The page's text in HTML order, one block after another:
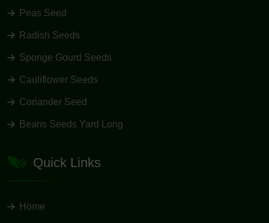
Peas Seed
Radish Seeds
Sponge Gourd Seeds
Cauliflower Seeds
Coriander Seed
Beans Seeds Yard Long
Quick Links
Home